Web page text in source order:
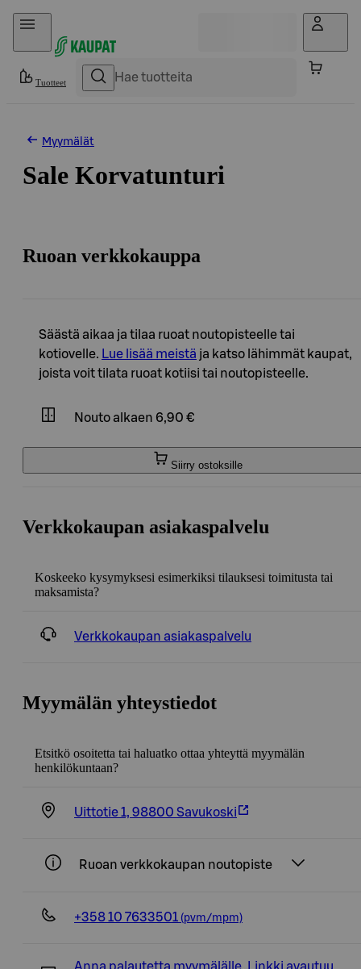
Hyppää sisältöön
Tuotteet
Myymälät
Sale Korvatunturi
Ruoan verkkokauppa
Säästä aikaa ja tilaa ruoat noutopisteelle tai
kotiovelle. Lue lisää meistä ja katso lähimmät kaupat,
joista voit tilata ruoat kotiisi tai noutopisteelle.
Nouto alkaen 6,90 €
Siirry ostoksille
Verkkokaupan asiakaspalvelu
Koskeeko kysymyksesi esimerkiksi tilauksesi toimitusta tai
maksamista?
Verkkokaupan asiakaspalvelu
Myymälän yhteystiedot
Etsitkö osoitetta tai haluatko ottaa yhteyttä myymälän
henkilökuntaan?
Uittotie 1, 98800 Savukoski
Ruoan verkkokaupan noutopiste
+358 10 7633501 (pvm/mpm)
Anna palautetta myymälälle, Linkki avautuu